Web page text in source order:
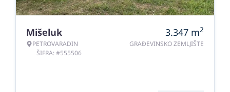
Mišeluk
PETROVARADIN
ŠIFRA: #555506
3.347 m2
GRAĐEVINSKO ZEMLJIŠTE